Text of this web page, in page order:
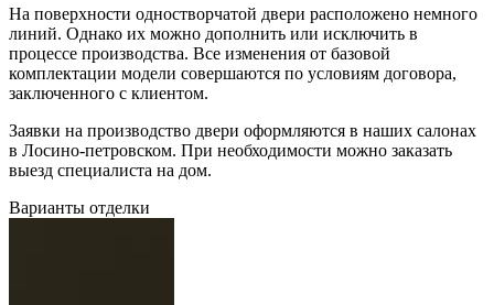
На поверхности одностворчатой двери расположено немного
линий. Однако их можно дополнить или исключить в
процессе производства. Все изменения от базовой
комплектации модели совершаются по условиям договора,
заключенного с клиентом.
Заявки на производство двери оформляются в наших салонах
в Лосино-петровском. При необходимости можно заказать
выезд специалиста на дом.
Варианты отделки